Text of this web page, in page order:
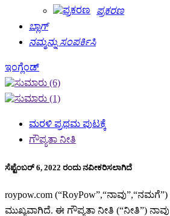
ಪ್ರಕರಣ
ಬ್ಲಾಗ್
ನಮ್ಮನ್ನು ಸಂಪರ್ಕಿಸಿ
ಇಂಗ್ಲೆಂಡ್
ಮರಳಿ ಪ್ರಥಮ ಪುಟಕ್ಕೆ
ಗೌಪ್ಯತಾ ನೀತಿ
ಸೆಪ್ಟೆಂಬರ್ 6, 2022 ರಂದು ನವೀಕರಿಸಲಾಗಿದೆ
roypow.com
ಮುಖ್ಯವಾಗಿದೆ. ಈ ಗೌಪ್ಯತಾ ನೀತಿ (“ನೀತಿ”)